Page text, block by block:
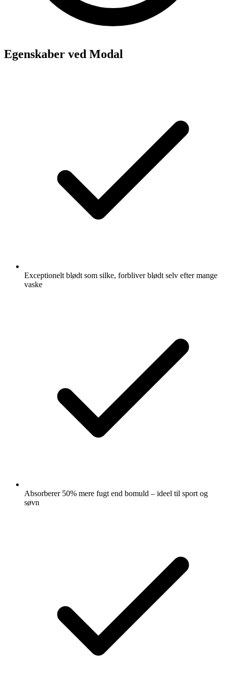
Egenskaber ved Modal
Exceptionelt blødt som silke, forbliver blødt selv efter mange
vaske
Absorberer 50% mere fugt end bomuld – ideel til sport og
søvn